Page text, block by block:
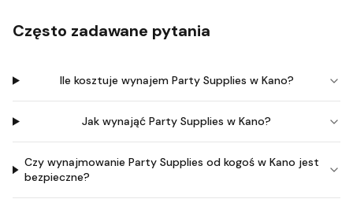
Często zadawane pytania
Ile kosztuje wynajem Party Supplies w Kano?
Jak wynająć Party Supplies w Kano?
Czy wynajmowanie Party Supplies od kogoś w Kano jest
bezpieczne?